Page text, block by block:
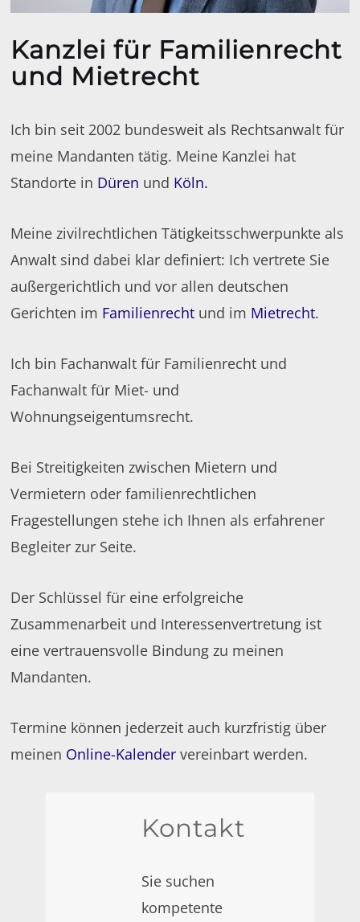
Kanzlei für Familienrecht
und Mietrecht
Ich bin seit 2002 bundesweit als Rechtsanwalt für
meine Mandanten tätig. Meine Kanzlei hat
Standorte in Düren und Köln.
Meine zivilrechtlichen Tätigkeitsschwerpunkte als
Anwalt sind dabei klar definiert: Ich vertrete Sie
außergerichtlich und vor allen deutschen
Gerichten im Familienrecht und im Mietrecht.
Ich bin Fachanwalt für Familienrecht und
Fachanwalt für Miet- und
Wohnungseigentumsrecht.
Bei Streitigkeiten zwischen Mietern und
Vermietern oder familienrechtlichen
Fragestellungen stehe ich Ihnen als erfahrener
Begleiter zur Seite.
Der Schlüssel für eine erfolgreiche
Zusammenarbeit und Interessenvertretung ist
eine vertrauensvolle Bindung zu meinen
Mandanten.
Termine können jederzeit auch kurzfristig über
meinen Online-Kalender vereinbart werden.
Kontakt
Sie suchen
kompetente